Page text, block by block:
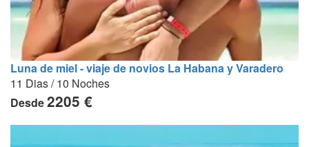
Luna de miel - viaje de novios La Habana y Varadero
11 Dias / 10 Noches
Desde2205 €